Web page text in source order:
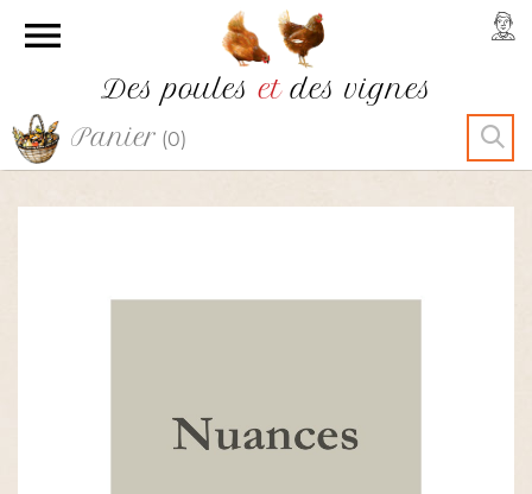

Des poulesetdes vignes
Panier (0)